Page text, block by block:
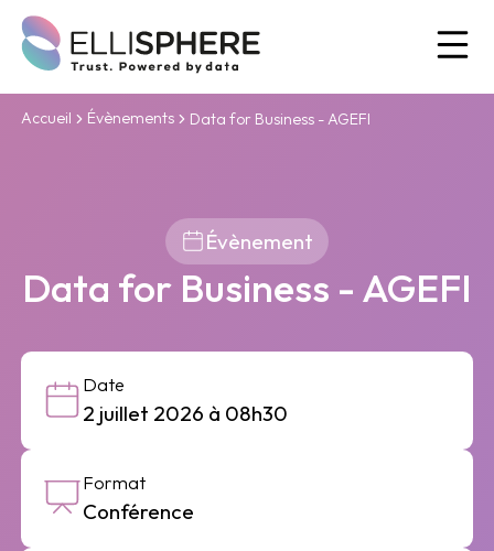
Accueil Évènements Data for Business - AGEFI
Évènement
Data for Business - AGEFI
Date
2 juillet 2026 à 08h30
Format
Conférence